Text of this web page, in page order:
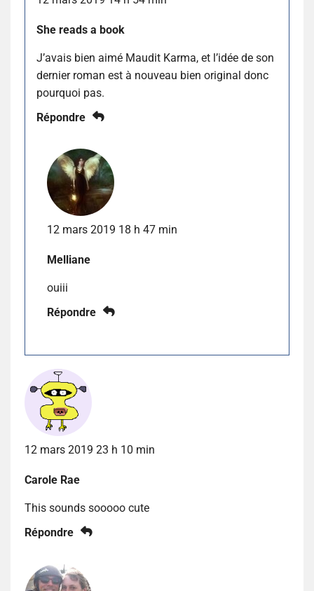
She reads a book
J’avais bien aimé Maudit Karma, et l’idée de son
dernier roman est à nouveau bien original donc
pourquoi pas.
Répondre
12 mars 2019 18 h 47 min
Melliane
ouiii
Répondre
12 mars 2019 23 h 10 min
Carole Rae
This sounds sooooo cute
Répondre